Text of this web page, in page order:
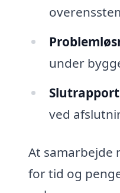
under
ved
At samarbejde
for tid og